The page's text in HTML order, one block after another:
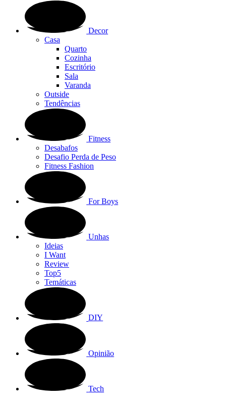
Decor
Casa
Quarto
Cozinha
Escritório
Sala
Varanda
Outside
Tendências
Fitness
Desabafos
Desafio Perda de Peso
Fitness Fashion
For Boys
Unhas
Ideias
I Want
Review
Top5
Temáticas
DIY
Opinião
Tech